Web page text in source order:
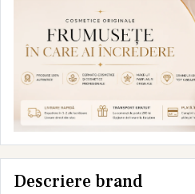
Descriere brand